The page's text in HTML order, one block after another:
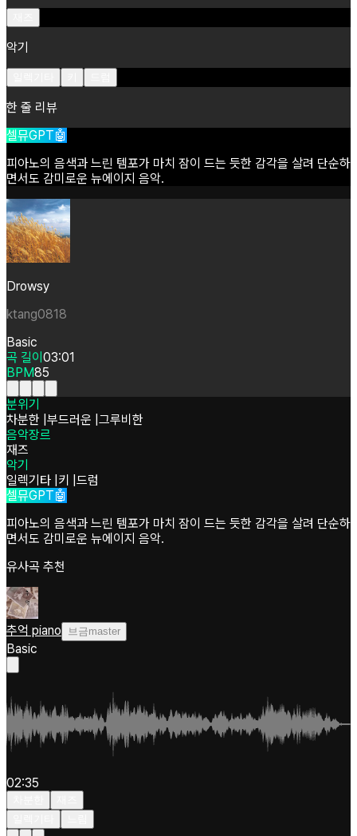
악기
한 줄 리뷰
셀뮤GPT🤖
피아노의 음색과 느린 템포가 마치 잠이 드는 듯한 감각을 살려 단순하
면서도 감미로운 뉴에이지 음악.
Drowsy
ktang0818
Basic
곡 길이 03:01
BPM85
분위기
차분한 부드러운 그루비한
음악장르
재즈
악기
일렉기타 키 드럼
셀뮤GPT🤖
피아노의 음색과 느린 템포가 마치 잠이 드는 듯한 감각을 살려 단순하
면서도 감미로운 뉴에이지 음악.
유사곡 추천
추억 piano 브금master
Basic
02:35